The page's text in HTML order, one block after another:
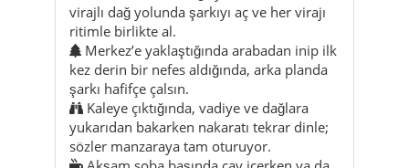
Kaleye çıktığında, vadiye ve dağlara
yukarıdan bakarken nakaratı tekrar dinle;
sözler manzaraya tam oturuyor.
Akşam soba başında çay içerken ya da
misafirlikte otururken, düşük seste
çaldığında bile Ağlı’nın havasını geri
getiriyor.
İlçeden ayrılırken, dönüş yolunda son